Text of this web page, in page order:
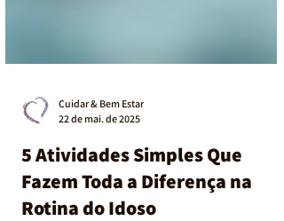
Cuidar & Bem Estar
22 de mai. de 2025
5 Atividades Simples Que